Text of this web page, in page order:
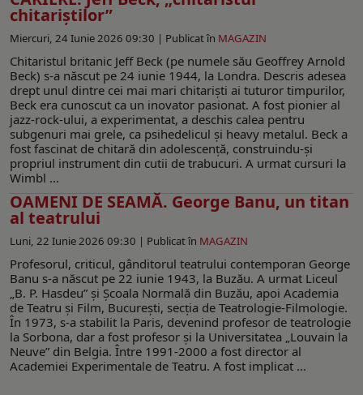
chitariștilor”
Miercuri, 24 Iunie 2026 09:30 | Publicat în MAGAZIN
Chitaristul britanic Jeff Beck (pe numele său Geoffrey Arnold
Beck) s-a născut pe 24 iunie 1944, la Londra. Descris adesea
drept unul dintre cei mai mari chitariști ai tuturor timpurilor,
Beck era cunoscut ca un inovator pasionat. A fost pionier al
jazz-rock-ului, a experimentat, a deschis calea pentru
subgenuri mai grele, ca psihedelicul și heavy metalul. Beck a
fost fascinat de chitară din adolescență, construindu-și
propriul instrument din cutii de trabucuri. A urmat cursuri la
Wimbl ...
OAMENI DE SEAMĂ. George Banu, un titan
al teatrului
Luni, 22 Iunie 2026 09:30 | Publicat în MAGAZIN
Profesorul, criticul, gânditorul teatrului contemporan George
Banu s-a născut pe 22 iunie 1943, la Buzău. A urmat Liceul
„B. P. Hasdeu” și Școala Normală din Buzău, apoi Academia
de Teatru și Film, București, secţia de Teatrologie-Filmologie.
În 1973, s-a stabilit la Paris, devenind profesor de teatrologie
la Sorbona, dar a fost profesor și la Universitatea „Louvain la
Neuve” din Belgia. Între 1991-2000 a fost director al
Academiei Experimentale de Teatru. A fost implicat ...